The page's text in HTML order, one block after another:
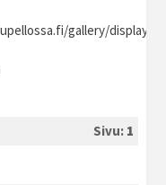
gallery/
Sivu: 1